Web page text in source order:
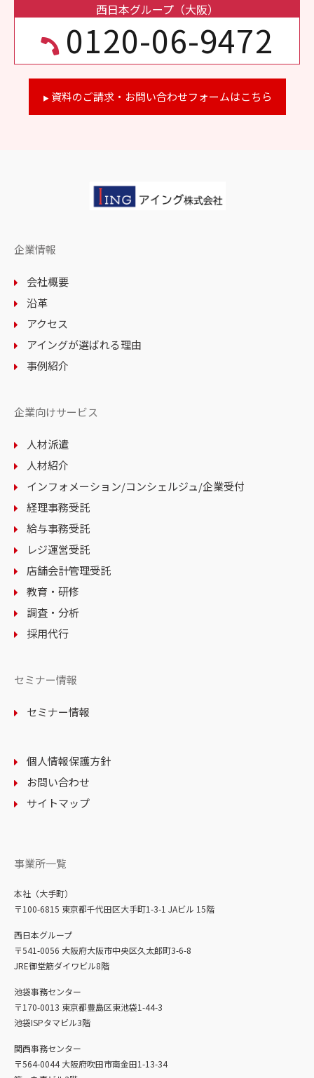
西日本グループ（大阪）
0120-06-9472
▶資料のご請求・お問い合わせフォームはこちら
企業情報
会社概要
沿革
アクセス
アイングが選ばれる理由
事例紹介
企業向けサービス
人材派遣
人材紹介
インフォメーション/コンシェルジュ/企業受付
経理事務受託
給与事務受託
レジ運営受託
店舗会計管理受託
教育・研修
調査・分析
採用代行
セミナー情報
セミナー情報
個人情報保護方針
お問い合わせ
サイトマップ
事業所一覧
本社（大手町）
〒100-6815 東京都千代田区大手町1-3-1 JAビル 15階
西日本グループ
〒541-0056 大阪府大阪市中央区久太郎町3-6-8
JRE御堂筋ダイワビル8階
池袋事務センター
〒170-0013 東京都豊島区東池袋1-44-3
池袋ISPタマビル3階
関西事務センター
〒564-0044 大阪府吹田市南金田1-13-34